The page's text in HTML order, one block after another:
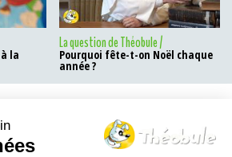
la
La question de Théobule /
Pourquoi fête-t-on Noël chaque
année ?